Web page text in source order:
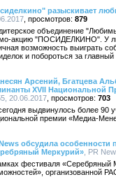
разыскивает
879
объединение
акцию "ПОСИДЕЛКИНО". У
возможность выиграть
и побороться за
Арсений, Бгатцева
XVII Национальной
20.06.2017
703
выдвинулось более 90
премии «Медиа-
обсудила особенности
Меркурий» , PR
фестиваля «Серебряный
организованной